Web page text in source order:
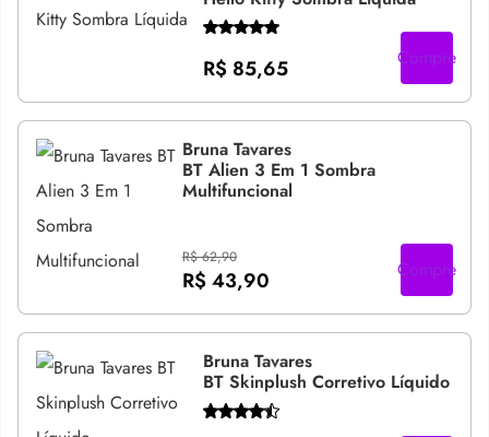
R$ 85,65 Compre
Bruna Tavares
BT Alien 3 Em 1 Sombra
Multifuncional
R$ 62,90
R$ 43,90 Compre
Bruna Tavares
BT Skinplush Corretivo Líquido